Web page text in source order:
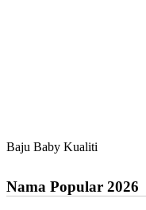
Baju Baby Kualiti
Nama Popular 2026